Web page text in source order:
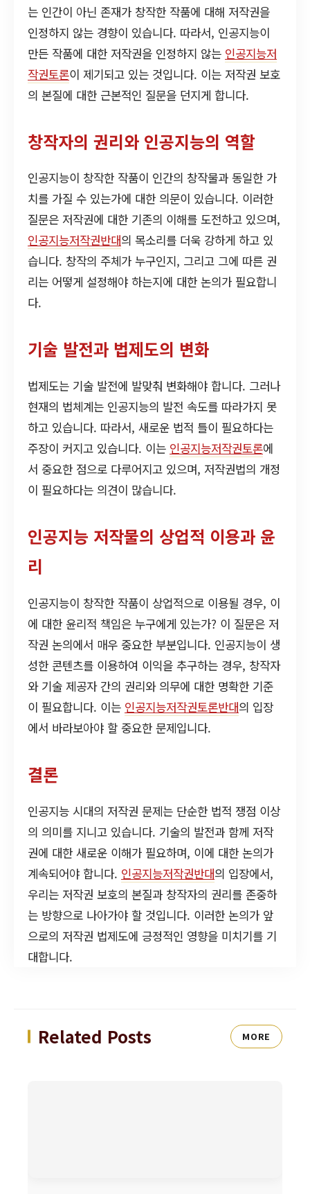
는 인간이 아닌 존재가 창작한 작품에 대해 저작권을
인정하지 않는 경향이 있습니다. 따라서, 인공지능이
만든 작품에 대한 저작권을 인정하지 않는 인공지능저
작권토론이 제기되고 있는 것입니다. 이는 저작권 보호
의 본질에 대한 근본적인 질문을 던지게 합니다.
창작자의 권리와 인공지능의 역할
인공지능이 창작한 작품이 인간의 창작물과 동일한 가
치를 가질 수 있는가에 대한 의문이 있습니다. 이러한
질문은 저작권에 대한 기존의 이해를 도전하고 있으며,
인공지능저작권반대의 목소리를 더욱 강하게 하고 있
습니다. 창작의 주체가 누구인지, 그리고 그에 따른 권
리는 어떻게 설정해야 하는지에 대한 논의가 필요합니
다.
기술 발전과 법제도의 변화
법제도는 기술 발전에 발맞춰 변화해야 합니다. 그러나
현재의 법체계는 인공지능의 발전 속도를 따라가지 못
하고 있습니다. 따라서, 새로운 법적 틀이 필요하다는
주장이 커지고 있습니다. 이는 인공지능저작권토론에
서 중요한 점으로 다루어지고 있으며, 저작권법의 개정
이 필요하다는 의견이 많습니다.
인공지능 저작물의 상업적 이용과 윤
리
인공지능이 창작한 작품이 상업적으로 이용될 경우, 이
에 대한 윤리적 책임은 누구에게 있는가? 이 질문은 저
작권 논의에서 매우 중요한 부분입니다. 인공지능이 생
성한 콘텐츠를 이용하여 이익을 추구하는 경우, 창작자
와 기술 제공자 간의 권리와 의무에 대한 명확한 기준
이 필요합니다. 이는 인공지능저작권토론반대의 입장
에서 바라보아야 할 중요한 문제입니다.
결론
인공지능 시대의 저작권 문제는 단순한 법적 쟁점 이상
의 의미를 지니고 있습니다. 기술의 발전과 함께 저작
권에 대한 새로운 이해가 필요하며, 이에 대한 논의가
계속되어야 합니다. 인공지능저작권반대의 입장에서,
우리는 저작권 보호의 본질과 창작자의 권리를 존중하
는 방향으로 나아가야 할 것입니다. 이러한 논의가 앞
으로의 저작권 법제도에 긍정적인 영향을 미치기를 기
대합니다.
Related Posts MORE